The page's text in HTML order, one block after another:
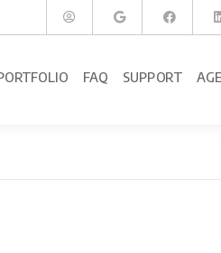
FAQ SUPPORT